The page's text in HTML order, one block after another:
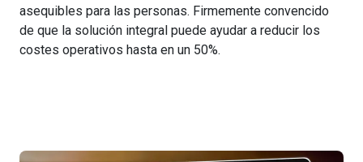
asequibles para las personas. Firmemente convencido
de que la solución integral puede ayudar a reducir los
costes operativos hasta en un 50%.